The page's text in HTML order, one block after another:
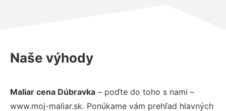
Naše výhody
Maliar cena Dúbravka – poďte do toho s nami –
www.moj-maliar.sk. Ponúkame vám prehľad hlavných